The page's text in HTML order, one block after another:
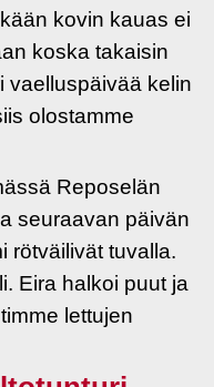
kovin kauas ei
koska takaisin
vaelluspäivää kelin
olostamme
Reposelän
seuraavan päivän
rötväilivät tuvalla.
Eira halkoi puut ja
lettujen